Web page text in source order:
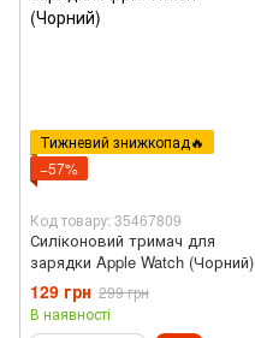
Тижневий знижкопад🔥
−57%
Код товару: 35467809
Силіконовий тримач для
зарядки Apple Watch (Чорний)
129 грн 299 грн
В наявності